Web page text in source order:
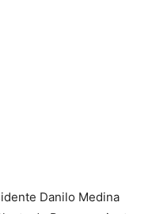
Danilo Medina